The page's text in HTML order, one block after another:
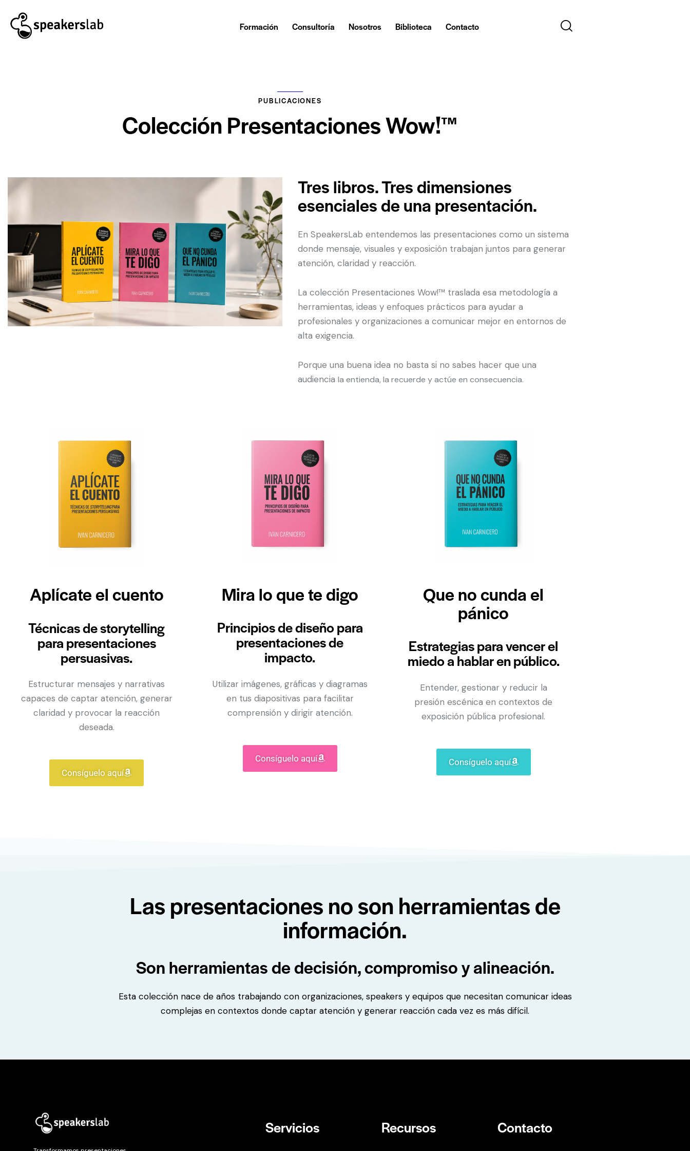
Formación Consultoría Nosotros Biblioteca Contacto
PUBLICACIONES
Colección Presentaciones Wow!™
Tres libros. Tres dimensiones
esenciales de una presentación.
En SpeakersLab entendemos las presentaciones como un sistema
donde mensaje, visuales y exposición trabajan juntos para generar
atención, claridad y reacción.
La colección Presentaciones Wow!™ traslada esa metodología a
herramientas, ideas y enfoques prácticos para ayudar a
profesionales y organizaciones a comunicar mejor en entornos de
alta exigencia.
Porque una buena idea no basta si no sabes hacer que una
audiencia la entienda, la recuerde y actúe en consecuencia.
Aplícate el cuento
Técnicas de storytelling
para presentaciones
persuasivas.
Estructurar mensajes y narrativas
capaces de captar atención, generar
claridad y provocar la reacción
deseada.
Consíguelo aquí
Mira lo que te digo
Principios de diseño para
presentaciones de
impacto.
Utilizar imágenes, gráficas y diagramas
en tus diapositivas para facilitar
comprensión y dirigir atención.
Consíguelo aquí
Que no cunda el
pánico
Estrategias para vencer el
miedo a hablar en público.
Entender, gestionar y reducir la
presión escénica en contextos de
exposición pública profesional.
Consíguelo aquí
Las presentaciones no son herramientas de
información.
Son herramientas de decisión, compromiso y alineación.
Esta colección nace de años trabajando con organizaciones, speakers y equipos que necesitan comunicar ideas
complejas en contextos donde captar atención y generar reacción cada vez es más difícil.
Servicios Recursos Contacto